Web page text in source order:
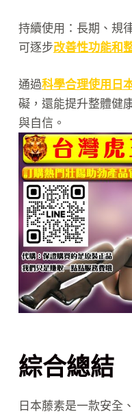
持續使用：長期、規
可逐步改善性功能和
通過科學合理使用日
礙，還能提升整體健
與自信。
綜合總結
日本藤素是一款安全